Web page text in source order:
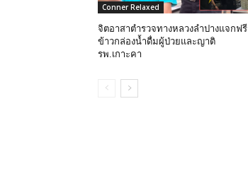
Conner Relaxed
จิตอาสาตำรวจทางหลวงลำปางแจกฟรี
ข้าวกล่องน้ำดื่มผู้ป่วยและญาติ
รพ.เกาะคา